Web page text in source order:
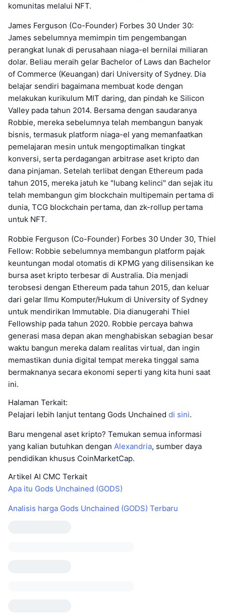
komunitas melalui NFT.
James Ferguson (Co-Founder) Forbes 30 Under 30:
James sebelumnya memimpin tim pengembangan
perangkat lunak di perusahaan niaga-el bernilai miliaran
dolar. Beliau meraih gelar Bachelor of Laws dan Bachelor
of Commerce (Keuangan) dari University of Sydney. Dia
belajar sendiri bagaimana membuat kode dengan
melakukan kurikulum MIT daring, dan pindah ke Silicon
Valley pada tahun 2014. Bersama dengan saudaranya
Robbie, mereka sebelumnya telah membangun banyak
bisnis, termasuk platform niaga-el yang memanfaatkan
pemelajaran mesin untuk mengoptimalkan tingkat
konversi, serta perdagangan arbitrase aset kripto dan
dana pinjaman. Setelah terlibat dengan Ethereum pada
tahun 2015, mereka jatuh ke "lubang kelinci" dan sejak itu
telah membangun gim blockchain multipemain pertama di
dunia, TCG blockchain pertama, dan zk-rollup pertama
untuk NFT.
Robbie Ferguson (Co-Founder) Forbes 30 Under 30, Thiel
Fellow: Robbie sebelumnya membangun platform pajak
keuntungan modal otomatis di KPMG yang dilisensikan ke
bursa aset kripto terbesar di Australia. Dia menjadi
terobsesi dengan Ethereum pada tahun 2015, dan keluar
dari gelar Ilmu Komputer/Hukum di University of Sydney
untuk mendirikan Immutable. Dia dianugerahi Thiel
Fellowship pada tahun 2020. Robbie percaya bahwa
generasi masa depan akan menghabiskan sebagian besar
waktu bangun mereka dalam realitas virtual, dan ingin
memastikan dunia digital tempat mereka tinggal sama
bermaknanya secara ekonomi seperti yang kita huni saat
ini.
Halaman Terkait:
Pelajari lebih lanjut tentang Gods Unchained di sini.
Baru mengenal aset kripto? Temukan semua informasi
yang kalian butuhkan dengan Alexandria, sumber daya
pendidikan khusus CoinMarketCap.
Artikel AI CMC Terkait
Apa itu Gods Unchained (GODS)
Analisis harga Gods Unchained (GODS) Terbaru